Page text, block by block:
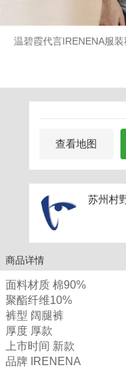
温碧霞代言IRENENA服
查看地图
商品详情
面料材质 棉90%
聚酯纤维10%
裤型 阔腿裤
厚度 厚款
上市时间 新款
品牌 IRENENA